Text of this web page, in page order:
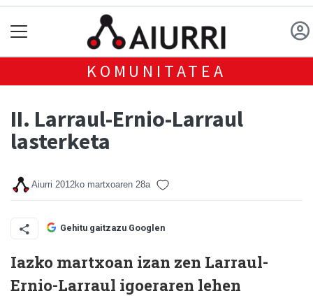
KOMUNITATEA
II. Larraul-Ernio-Larraul
lasterketa
Aiurri 2012ko martxoaren 28a
Gehitu gaitzazu Googlen
Iazko martxoan izan zen Larraul-
Ernio-Larraul igoeraren lehen